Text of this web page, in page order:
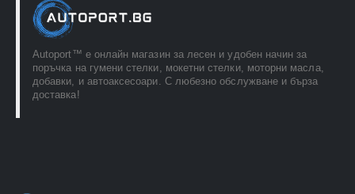
Autoport™ e онлайн магазин за лесен и удобен начин за
поръчка на гумени стелки, мокетни стелки, моторни масла,
добавки, и автоаксесоари. С любезно обслужване и бърза
доставка!